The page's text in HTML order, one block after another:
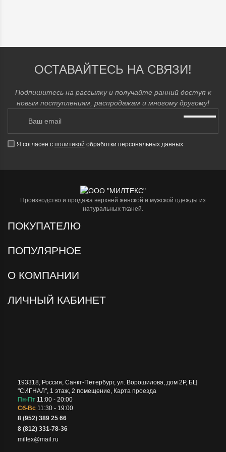
ОСТАВАЙТЕСЬ НА СВЯЗИ!
Подпишитесь на рассылку и получайте ранний доступ к
новым поступлениям, распродажам и многому другому!
Я согласен с политикой обработки персональных данных
Производство и продажа верхней женской и мужской одежды из
натуральных тканей.
ПОКУПАТЕЛЮ
ПОПУЛЯРНОЕ
О КОМПАНИИ
ЛИЧНЫЙ КАБИНЕТ
193318 Россия Санкт-Петербург, ул. Ворошилова, дом 2Р, БЦ
"СИГНАЛ", 1 этаж, 2 помещение Карта проезда
Пн-Пт 11:00 - 20:00
Сб-Вс 11:30 - 19:00
8 (952) 389 25 66
8 (812) 331-78-36
miltex@mail.ru